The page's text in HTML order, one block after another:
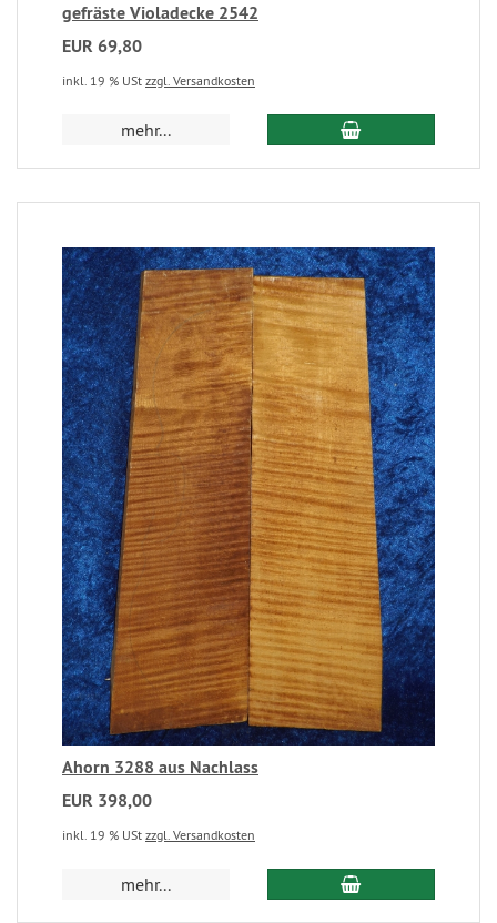
gefräste Violadecke 2542
EUR 69,80
inkl. 19 % USt zzgl. Versandkosten
mehr...
Ahorn 3288 aus Nachlass
EUR 398,00
inkl. 19 % USt zzgl. Versandkosten
mehr...